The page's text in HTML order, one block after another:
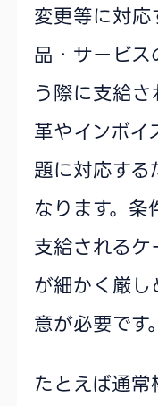
変更等に対
品・サービ
う際に支給
革やインボ
題に対応す
なります。
支給される
が細かく厳
意が必要です。
たとえば通